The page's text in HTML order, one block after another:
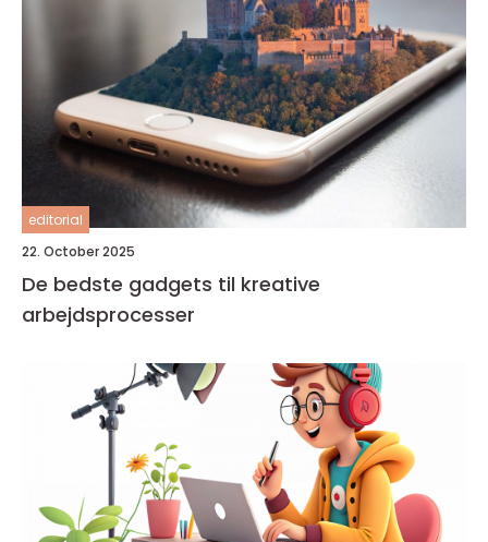
editorial
22. October 2025
De bedste gadgets til kreative
arbejdsprocesser